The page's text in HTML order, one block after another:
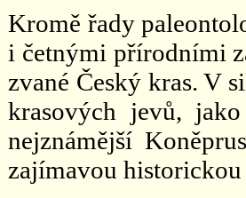
Kromě řady
i četnými přírodními
zvané Český kras. V
krasových jevů,
nejznámější
zajímavou